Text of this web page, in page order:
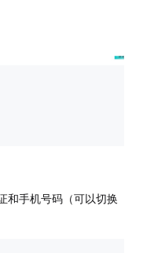
和手机号码（可以切换